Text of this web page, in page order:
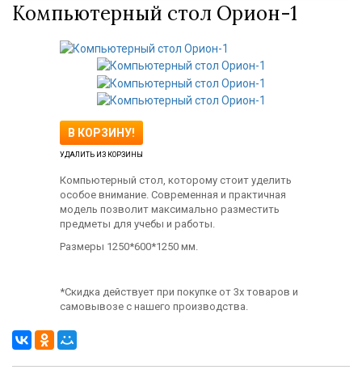
Компьютерный стол Орион-1
В КОРЗИНУ!
УДАЛИТЬ ИЗ КОРЗИНЫ
Компьютерный стол, которому стоит уделить
особое внимание. Современная и практичная
модель позволит максимально разместить
предметы для учебы и работы.
Размеры 1250*600*1250 мм.
*Скидка действует при покупке от 3х товаров и
самовывозе с нашего производства.